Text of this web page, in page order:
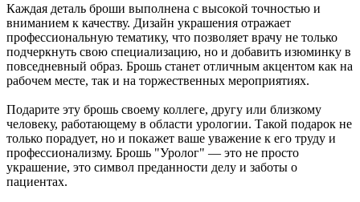
Каждая деталь броши выполнена с высокой точностью и
вниманием к качеству. Дизайн украшения отражает
профессиональную тематику, что позволяет врачу не только
подчеркнуть свою специализацию, но и добавить изюминку в
повседневный образ. Брошь станет отличным акцентом как на
рабочем месте, так и на торжественных мероприятиях.
Подарите эту брошь своему коллеге, другу или близкому
человеку, работающему в области урологии. Такой подарок не
только порадует, но и покажет ваше уважение к его труду и
профессионализму. Брошь "Уролог" — это не просто
украшение, это символ преданности делу и заботы о
пациентах.